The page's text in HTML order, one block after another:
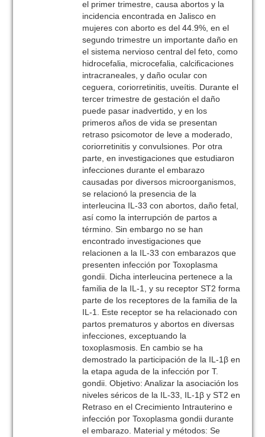
el primer trimestre, causa abortos y la
incidencia encontrada en Jalisco en
mujeres con aborto es del 44.9%, en el
segundo trimestre un importante daño en
el sistema nervioso central del feto, como
hidrocefalia, microcefalia, calcificaciones
intracraneales, y daño ocular con
ceguera, coriorretinitis, uveítis. Durante el
tercer trimestre de gestación el daño
puede pasar inadvertido, y en los
primeros años de vida se presentan
retraso psicomotor de leve a moderado,
coriorretinitis y convulsiones. Por otra
parte, en investigaciones que estudiaron
infecciones durante el embarazo
causadas por diversos microorganismos,
se relacionó la presencia de la
interleucina IL-33 con abortos, daño fetal,
así como la interrupción de partos a
término. Sin embargo no se han
encontrado investigaciones que
relacionen a la IL-33 con embarazos que
presenten infección por Toxoplasma
gondii. Dicha interleucina pertenece a la
familia de la IL-1, y su receptor ST2 forma
parte de los receptores de la familia de la
IL-1. Este receptor se ha relacionado con
partos prematuros y abortos en diversas
infecciones, exceptuando la
toxoplasmosis. En cambio se ha
demostrado la participación de la IL-1β en
la etapa aguda de la infección por T.
gondii. Objetivo: Analizar la asociación los
niveles séricos de la IL-33, IL-1β y ST2 en
Retraso en el Crecimiento Intrauterino e
infección por Toxoplasma gondii durante
el embarazo. Material y métodos: Se